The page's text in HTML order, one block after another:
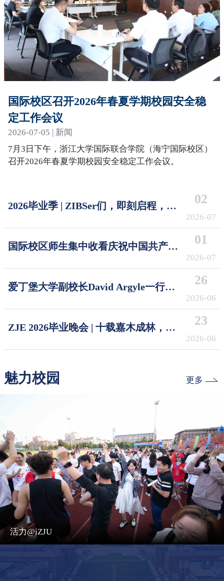
国际校区召开2026年春夏学期校园安全稳
定工作会议
2026-07-05 | 新闻
7月3日下午，浙江大学国际联合学院（海宁国际校区）
召开2026年春夏学期校园安全稳定工作会议。
2026毕业季 | ZIBSer们，即刻启程，破
02
2026-07
国际校区师生集中收看庆祝中国共产党
01
2026-07
爱丁堡大学副校长David Argyle一行访
26
2026-06
ZJE 2026毕业晚会 | 十载嘉木成林，今
23
2026-06
魅力校园 更多
活力@iZJU